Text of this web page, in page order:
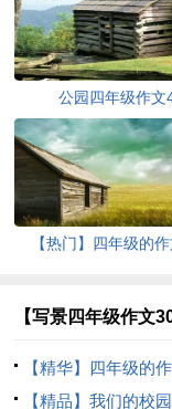
公园四年级作文
【热门】四年级的
【写景四年级作文
【精华】四年级的
【精品】我们的校